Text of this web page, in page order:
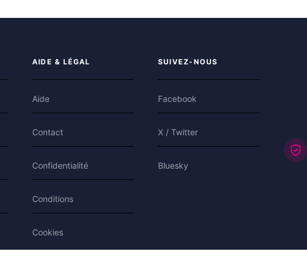
AIDE & LÉGAL
Aide
Contact
Confidentialité
Conditions
Cookies
SUIVEZ-NOUS
Facebook
X / Twitter
Bluesky